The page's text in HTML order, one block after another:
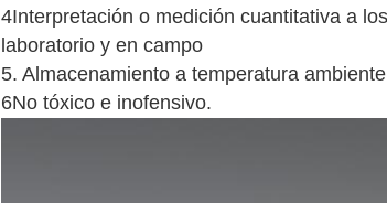
4Interpretación o medición cuantitativa a
laboratorio y en campo
5. Almacenamiento a temperatura ambiente
6No tóxico e inofensivo.